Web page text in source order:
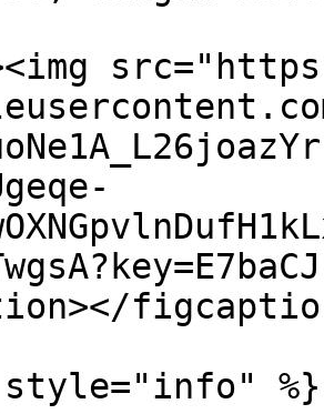
%}